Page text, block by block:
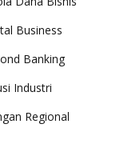
Business
Banking
Industri
Regional